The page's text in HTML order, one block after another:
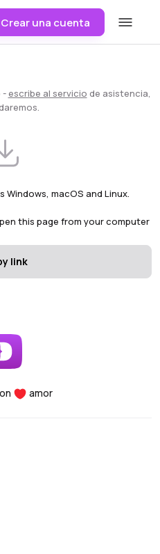
Crear una cuenta
-escribe al servicio de asistencia,
macOS and Linux.
this page from your computer
link
amor